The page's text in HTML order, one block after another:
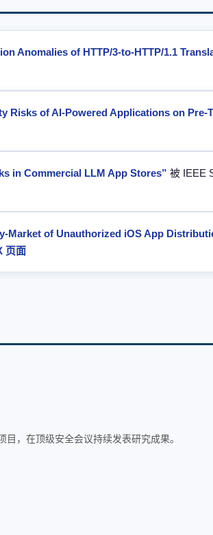
Anomalies of HTTP/3-to-HTTP/1.1
Risks of AI-Powered Applications on Pre-
in Commercial LLM App Stores” 被 IEEE
Market of Unauthorized iOS App
页面
，在顶级安全会议持续发表研究成果。